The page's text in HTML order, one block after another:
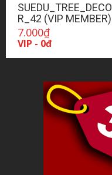
SUEDU_TREE_DECO
R_42 (VIP MEMBER)
7.000₫
VIP - 0đ